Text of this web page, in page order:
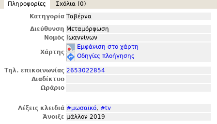
Πληροφορίες
Σxόλια (0)
Κατηγορία Ταβέρνα
Διεύθυνση Μεταμόρφωση
Νομός Ιωαννίνων
Χάρτης
Εμφάνιση στο χάρτη
Οδηγίες πλοήγησης
Τηλ. επικοινωνίας 2653022854
Διαδίκτυο
Ωράριο
Λέξεις κλειδιά #μωσαϊκό, #tv
Άνοιξε μάλλον 2019